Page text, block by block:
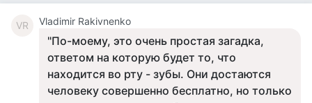
VR Vladimir Rakivnenko
"По-моему, это очень простая загадка,
ответом на которую будет то, что
находится во рту - зубы. Они достаются
человеку совершенно бесплатно, но только